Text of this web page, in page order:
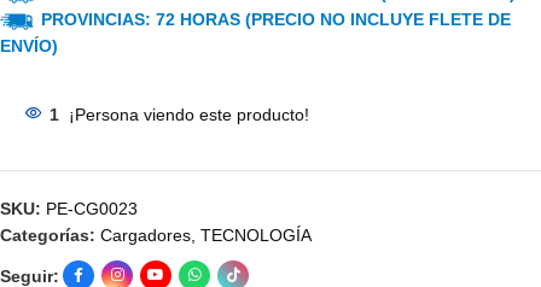
PROVINCIAS: 72 HORAS (PRECIO NO INCLUYE FLETE DE
ENVÍO)
1 ¡Persona viendo este producto!
SKU: PE-CG0023
Categorías: Cargadores, TECNOLOGÍA
Seguir: